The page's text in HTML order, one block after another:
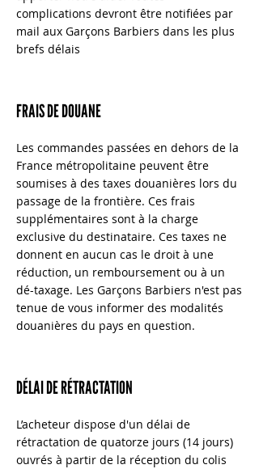
complications devront être notifiées par
mail aux Garçons Barbiers dans les plus
brefs délais
FRAIS DE DOUANE
Les commandes passées en dehors de la
France métropolitaine peuvent être
soumises à des taxes douanières lors du
passage de la frontière. Ces frais
supplémentaires sont à la charge
exclusive du destinataire. Ces taxes ne
donnent en aucun cas le droit à une
réduction, un remboursement ou à un
dé-taxage. Les Garçons Barbiers n'est pas
tenue de vous informer des modalités
douanières du pays en question.
DÉLAI DE RÉTRACTATION
L’acheteur dispose d'un délai de
rétractation de quatorze jours (14 jours)
ouvrés à partir de la réception du colis